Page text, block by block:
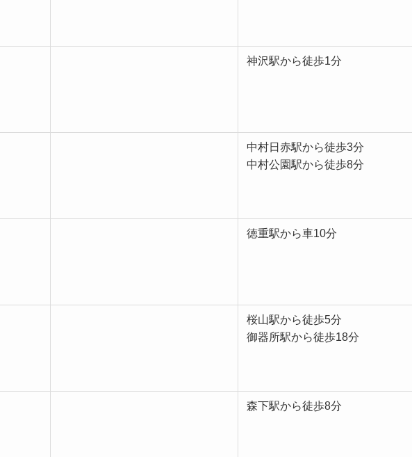
神沢駅から徒歩1分
中村日赤駅から徒歩3分
中村公園駅から徒歩8分
徳重駅から車10分
桜山駅から徒歩5分
御器所駅から徒歩18分
森下駅から徒歩8分